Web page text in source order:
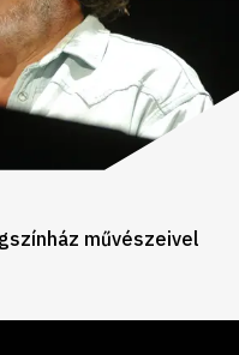
művészeivel